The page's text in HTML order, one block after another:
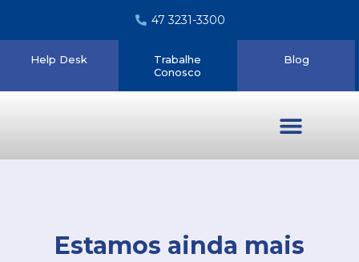
47 3231-3300
Help Desk
Trabalhe
Conosco
Blog
Estamos ainda mais